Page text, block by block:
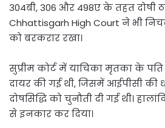
304बी, 306 और 498ए के तहत दोषी
Chhattisgarh High Court ने भी
को बरकरार रखा।
सुप्रीम कोर्ट में याचिका मृतका के
दायर की गई थी, जिसमें आईपीसी की
दोषसिद्धि को चुनौती दी गई थी।
से इनकार कर दिया।